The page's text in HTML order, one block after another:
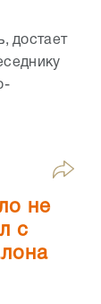
достает
не
с